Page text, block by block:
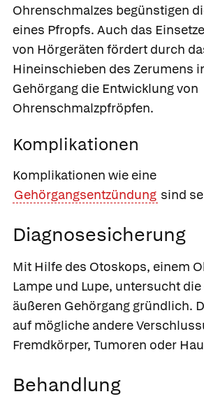
Ohrenschmalzes begünstigen
eines Pfropfs. Auch das
von Hörgeräten fördert durch
Hineinschieben des Zerumens
Gehörgang die Entwicklung von
Ohrenschmalzpfröpfen.
Komplikationen
Komplikationen wie eine
Gehörgangsentzündung sind
Diagnosesicherung
Mit Hilfe des Otoskops, einem
Lampe und Lupe, untersucht
äußeren Gehörgang gründlich.
auf mögliche andere
Fremdkörper, Tumoren oder
Behandlung